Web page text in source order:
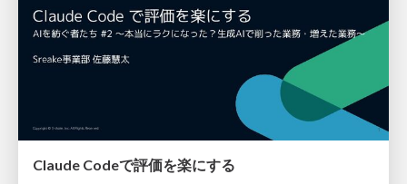
Claude Codeで評価を楽にする